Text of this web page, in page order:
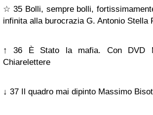
☆ 35 Bolli, sempre bolli,
infinita alla burocrazia G. Antonio Stella
↑ 36 È Stato la mafia. Con DVD
Chiarelettere
↓ 37 Il quadro mai dipinto Massimo